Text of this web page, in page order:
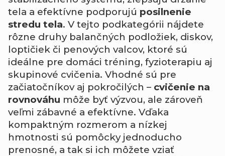
tela a efektívne podporujú posilnenie
stredu tela. V tejto podkategórii nájdete
rôzne druhy balančných podložiek, diskov,
loptičiek či penových valcov, ktoré sú
ideálne pre domáci tréning, fyzioterapiu aj
skupinové cvičenia. Vhodné sú pre
začiatočníkov aj pokročilých – cvičenie na
rovnováhu môže byť výzvou, ale zároveň
veľmi zábavné a efektívne. Vďaka
kompaktným rozmerom a nízkej
hmotnosti sú pomôcky jednoducho
prenosné, a tak si ich môžete vziať